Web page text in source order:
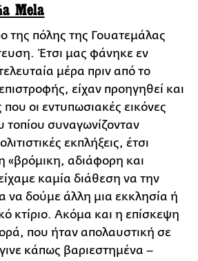
Mela
της πόλης της Γουατεμάλας
Έτσι μας φάνηκε εν
μέρα πριν από το
είχαν προηγηθεί και
οι εντυπωσιακές εικόνες
τοπίου συναγωνίζονταν
εκπλήξεις, έτσι
«βρόμικη, αδιάφορη και
καμία διάθεση να την
να δούμε άλλη μια εκκλησία ή
κτίριο. Ακόμα και η επίσκεψη
που ήταν απολαυστική σε
κάπως βαριεστημένα –